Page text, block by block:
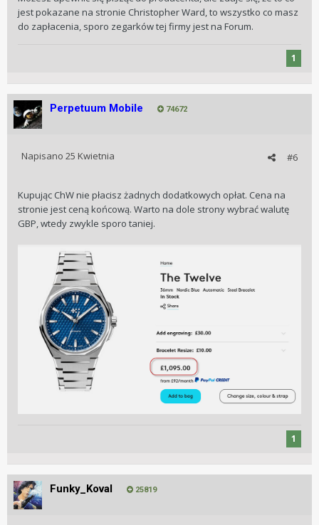
przypadek, niby miałem płacić raz i w to miały być wliczone
podatki, cła i inne duperele. Okazało się, że zegarek dopiero
dostałem po zainkasowaniu jakichś 700 stów, także wolę
jest pokazane na stronie Christopher Ward, to wszystko co masz
do zapłacenia, sporo zegarków tej firmy jest na Forum.
1
Perpetuum Mobile 74672
#6
Napisano 25 Kwietnia
Kupując ChW nie płacisz żadnych dodatkowych opłat. Cena na
stronie jest ceną końcową. Warto na dole strony wybrać walutę
GBP, wtedy zwykle sporo taniej.
1
Funky_Koval 25819